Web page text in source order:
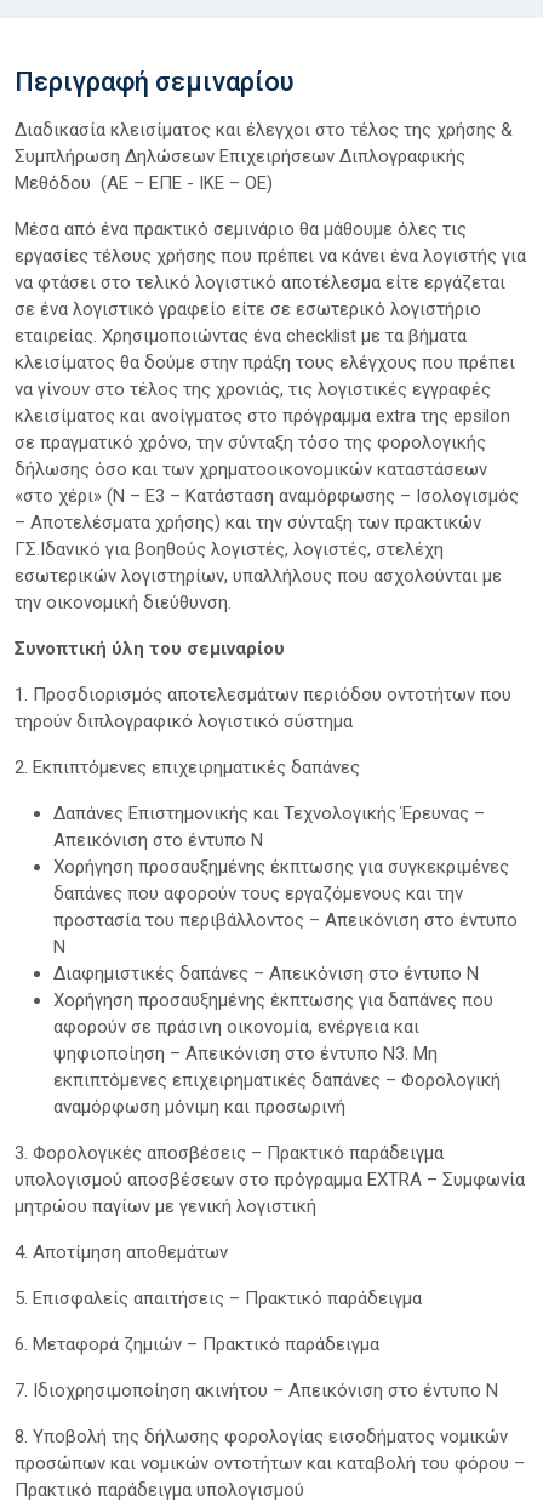
Περιγραφή σεμιναρίου
Διαδικασία κλεισίματος και έλεγχοι στο τέλος της χρήσης &
Συμπλήρωση Δηλώσεων Επιχειρήσεων Διπλογραφικής
Μεθόδου (ΑΕ – ΕΠΕ - ΙΚΕ – ΟΕ)
Μέσα από ένα πρακτικό σεμινάριο θα μάθουμε όλες τις
εργασίες τέλους χρήσης που πρέπει να κάνει ένα λογιστής για
να φτάσει στο τελικό λογιστικό αποτέλεσμα είτε εργάζεται
σε ένα λογιστικό γραφείο είτε σε εσωτερικό λογιστήριο
εταιρείας. Χρησιμοποιώντας ένα checklist με τα βήματα
κλεισίματος θα δούμε στην πράξη τους ελέγχους που πρέπει
να γίνουν στο τέλος της χρονιάς, τις λογιστικές εγγραφές
κλεισίματος και ανοίγματος στο πρόγραμμα extra της epsilon
σε πραγματικό χρόνο, την σύνταξη τόσο της φορολογικής
δήλωσης όσο και των χρηματοοικονομικών καταστάσεων
«στο χέρι» (Ν – Ε3 – Κατάσταση αναμόρφωσης – Ισολογισμός
– Αποτελέσματα χρήσης) και την σύνταξη των πρακτικών
ΓΣ.Ιδανικό για βοηθούς λογιστές, λογιστές, στελέχη
εσωτερικών λογιστηρίων, υπαλλήλους που ασχολούνται με
την οικονομική διεύθυνση.
Συνοπτική ύλη του σεμιναρίου
1. Προσδιορισμός αποτελεσμάτων περιόδου οντοτήτων που
τηρούν διπλογραφικό λογιστικό σύστημα
2. Εκπιπτόμενες επιχειρηματικές δαπάνες
Δαπάνες Επιστημονικής και Τεχνολογικής Έρευνας –
Απεικόνιση στο έντυπο Ν
Χορήγηση προσαυξημένης έκπτωσης για συγκεκριμένες
δαπάνες που αφορούν τους εργαζόμενους και την
προστασία του περιβάλλοντος – Απεικόνιση στο έντυπο
Ν
Διαφημιστικές δαπάνες – Απεικόνιση στο έντυπο Ν
Χορήγηση προσαυξημένης έκπτωσης για δαπάνες που
αφορούν σε πράσινη οικονομία, ενέργεια και
ψηφιοποίηση – Απεικόνιση στο έντυπο Ν3. Μη
εκπιπτόμενες επιχειρηματικές δαπάνες – Φορολογική
αναμόρφωση μόνιμη και προσωρινή
3. Φορολογικές αποσβέσεις – Πρακτικό παράδειγμα
υπολογισμού αποσβέσεων στο πρόγραμμα EXTRA – Συμφωνία
μητρώου παγίων με γενική λογιστική
4. Αποτίμηση αποθεμάτων
5. Επισφαλείς απαιτήσεις – Πρακτικό παράδειγμα
6. Μεταφορά ζημιών – Πρακτικό παράδειγμα
7. Ιδιοχρησιμοποίηση ακινήτου – Απεικόνιση στο έντυπο Ν
8. Υποβολή της δήλωσης φορολογίας εισοδήματος νομικών
προσώπων και νομικών οντοτήτων και καταβολή του φόρου –
Πρακτικό παράδειγμα υπολογισμού